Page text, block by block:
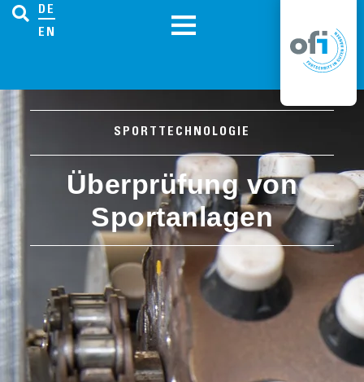
DE
EN
SPORTTECHNOLOGIE
Überprüfung von
Sportanlagen